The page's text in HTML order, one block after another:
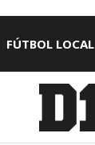
FÚTBOL LOCAL